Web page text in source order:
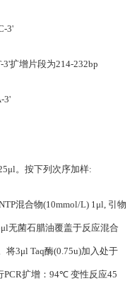
3'
3'扩增片段为214-232bp
3'
μl。按下列次序加样:
混合物(10mmol/L) 1 μl, 引物
μl无菌石腊油覆盖于反应混合
将3μl Taq酶(0.75u)加入处于
PCR扩增：94℃ 变性反应45